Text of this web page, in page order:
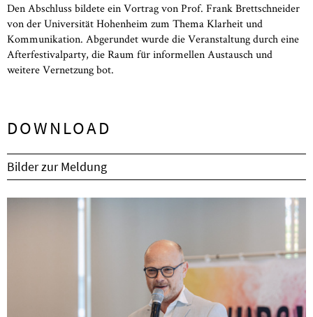
Den Abschluss bildete ein Vortrag von Prof. Frank Brettschneider
von der Universität Hohenheim zum Thema Klarheit und
Kommunikation. Abgerundet wurde die Veranstaltung durch eine
Afterfestivalparty, die Raum für informellen Austausch und
weitere Vernetzung bot.
DOWNLOAD
Bilder zur Meldung